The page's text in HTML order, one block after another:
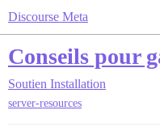
Discourse Meta
Conseils pour
Soutien Installation
server-resources